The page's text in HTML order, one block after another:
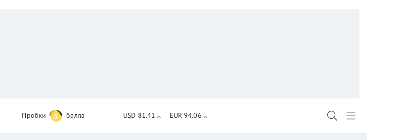
Пробки 5 балла USD 81.41 EUR 94.06